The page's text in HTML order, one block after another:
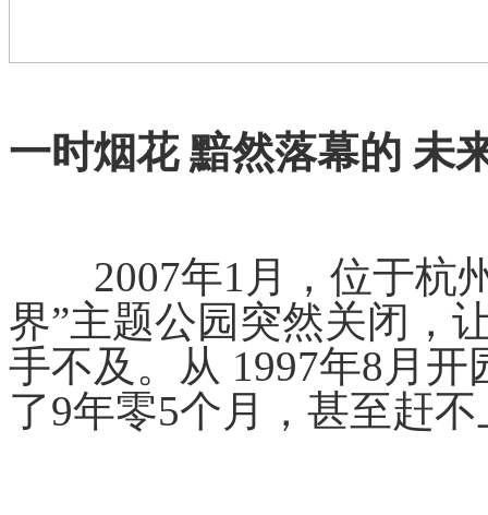
一时烟花 黯然落幕的 未
2007年1月，位于杭州
界”主题公园突然关闭，
手不及。从 1997年8月
了9年零5个月，甚至赶